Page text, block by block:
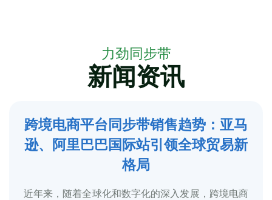
力劲同步带
新闻资讯
5
2025-3
跨境电商平台同步带销售趋势：亚马
逊、阿里巴巴国际站引领全球贸易新
格局
近年来，随着全球化和数字化的深入发展，跨境电商